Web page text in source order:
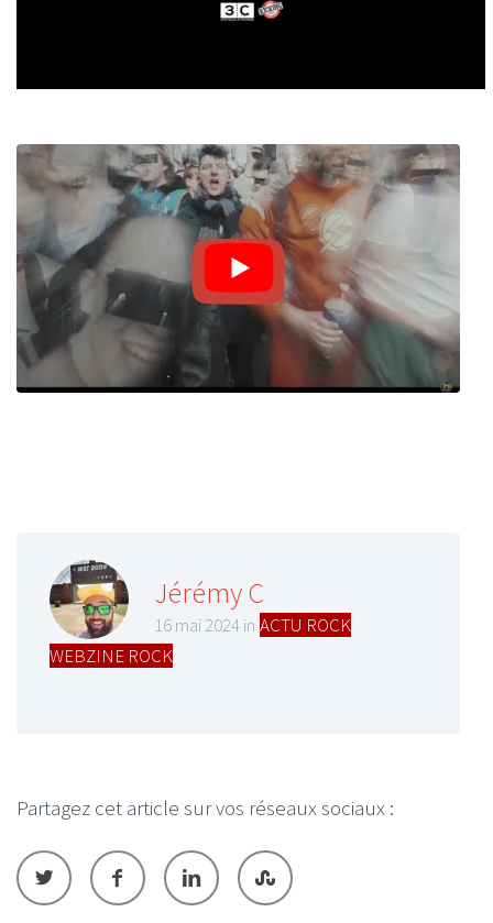
Jérémy C
16 mai 2024 in ACTU ROCK
WEBZINE ROCK
Partagez cet article sur vos réseaux sociaux :